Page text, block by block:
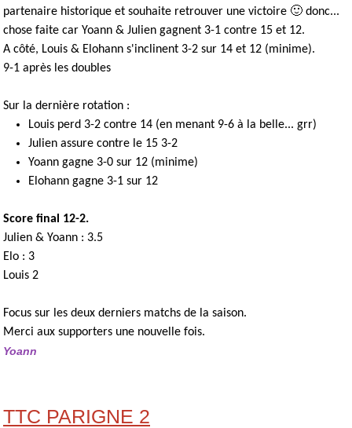
partenaire historique et souhaite retrouver une victoire 🙂 donc...
chose faite car Yoann & Julien gagnent 3-1 contre 15 et 12.
A côté, Louis & Elohann s'inclinent 3-2 sur 14 et 12 (minime).
9-1 après les doubles
Sur la dernière rotation :
Louis perd 3-2 contre 14 (en menant 9-6 à la belle... grr)
Julien assure contre le 15 3-2
Yoann gagne 3-0 sur 12 (minime)
Elohann gagne 3-1 sur 12
Score final 12-2.
Julien & Yoann : 3.5
Elo : 3
Louis 2
Focus sur les deux derniers matchs de la saison.
Merci aux supporters une nouvelle fois.
Yoann
TTC PARIGNE 2